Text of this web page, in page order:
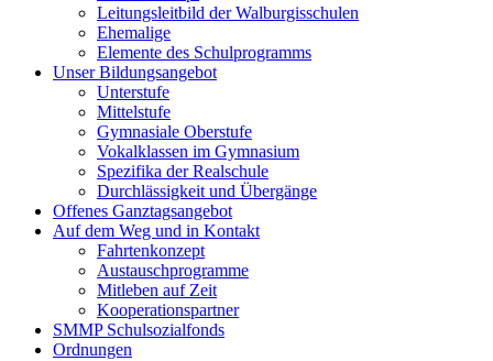
Leitungsleitbild der Walburgisschulen
Ehemalige
Elemente des Schulprogramms
Unser Bildungsangebot
Unterstufe
Mittelstufe
Gymnasiale Oberstufe
Vokalklassen im Gymnasium
Spezifika der Realschule
Durchlässigkeit und Übergänge
Offenes Ganztagsangebot
Auf dem Weg und in Kontakt
Fahrtenkonzept
Austauschprogramme
Mitleben auf Zeit
Kooperationspartner
SMMP Schulsozialfonds
Ordnungen